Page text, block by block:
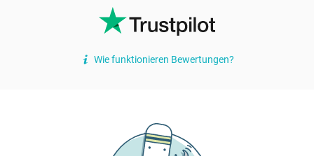
Wie funktionieren Bewertungen?